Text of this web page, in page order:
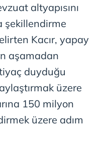
altyapısını
şekillendirme
Kacır, yapay
aşamadan
duyduğu
üzere
150 milyon
üzere adım